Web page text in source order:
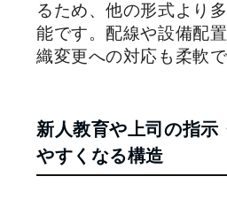
るため、他の形式より
能です。配線や設備配
織変更への対応も柔軟で
新人教育や上司の指示
やすくなる構造